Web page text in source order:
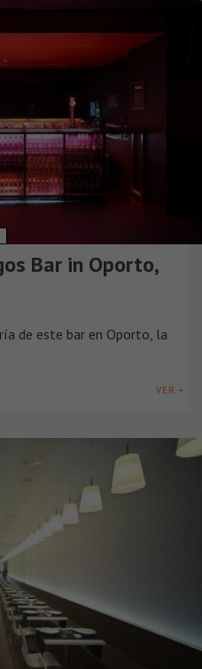
Bar in Oporto,
de este bar en Oporto, la
VER +